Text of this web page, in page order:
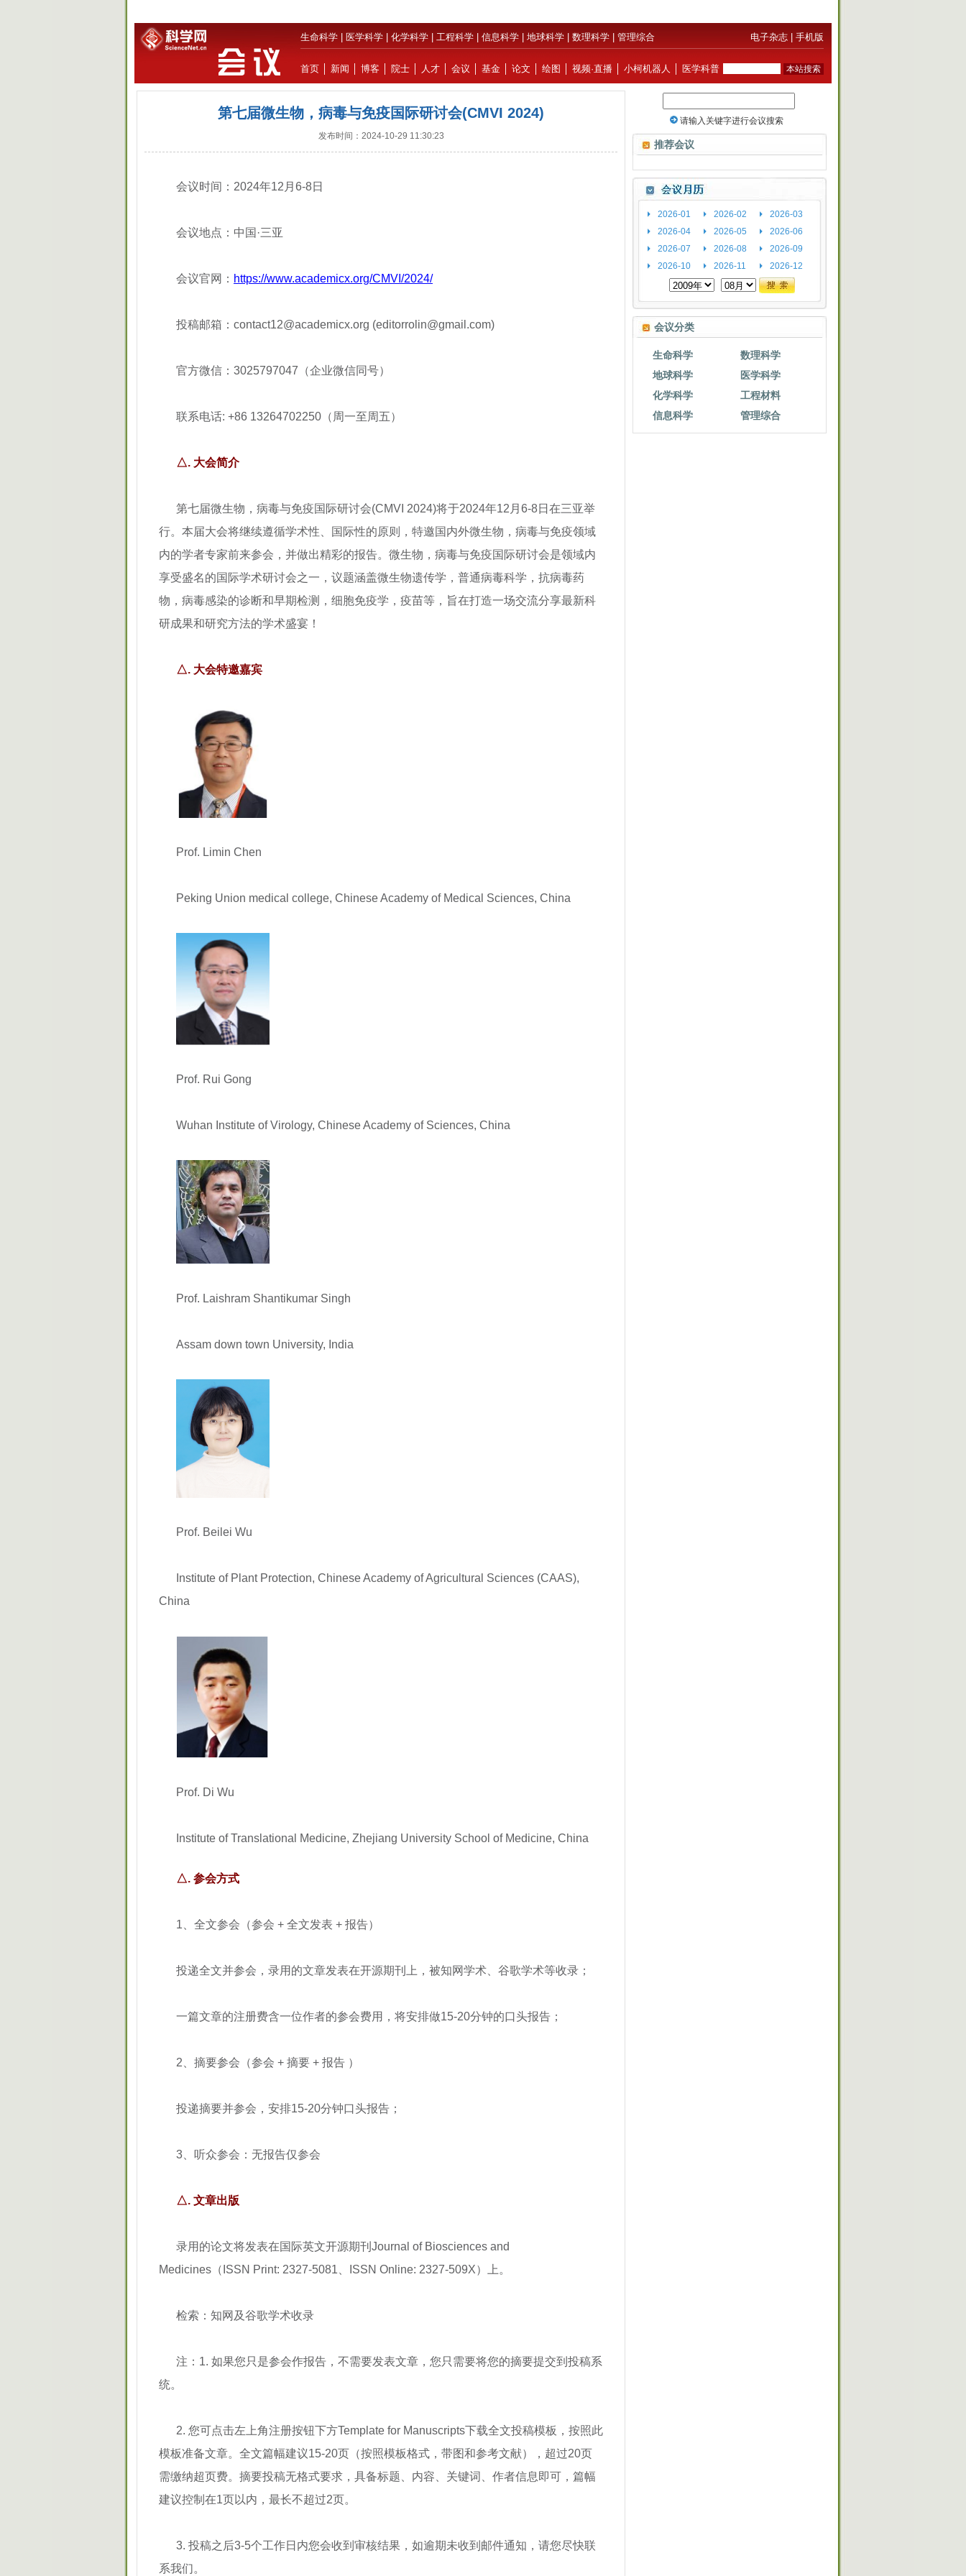
生命科学 医学科学 化学科学 工程科学 信息科学 地球科学 数理科学 管理综合 电子杂志 手机版
首页 新闻 博客 院士 人才 会议 基金 论文 绘图 视频·直播 小柯机器人 医学科普
第七届微生物，病毒与免疫国际研讨会(CMVI 2024)
发布时间：2024-10-29 11:30:23
会议时间：2024年12月6-8日
会议地点：中国·三亚
会议官网： https://www.academicx.org/CMVI/2024/
投稿邮箱：contact12@academicx.org (editorrolin@gmail.com)
官方微信：3025797047（企业微信同号）
联系电话: +86 13264702250（周一至周五）
△. 大会简介
第七届微生物，病毒与免疫国际研讨会(CMVI 2024)将于2024年12月6-8日在三亚举
行。本届大会将继续遵循学术性、国际性的原则，特邀国内外微生物，病毒与免疫领域
内的学者专家前来参会，并做出精彩的报告。微生物，病毒与免疫国际研讨会是领域内
享受盛名的国际学术研讨会之一，议题涵盖微生物遗传学，普通病毒科学，抗病毒药
物，病毒感染的诊断和早期检测，细胞免疫学，疫苗等，旨在打造一场交流分享最新科
研成果和研究方法的学术盛宴！
△. 大会特邀嘉宾
Prof. Limin Chen
Peking Union medical college, Chinese Academy of Medical Sciences, China
Prof. Rui Gong
Wuhan Institute of Virology, Chinese Academy of Sciences, China
Prof. Laishram Shantikumar Singh
Assam down town University, India
Prof. Beilei Wu
Institute of Plant Protection, Chinese Academy of Agricultural Sciences (CAAS),
China
Prof. Di Wu
Institute of Translational Medicine, Zhejiang University School of Medicine, China
△. 参会方式
1、全文参会（参会 + 全文发表 + 报告）
投递全文并参会，录用的文章发表在开源期刊上，被知网学术、谷歌学术等收录；
一篇文章的注册费含一位作者的参会费用，将安排做15-20分钟的口头报告；
2、摘要参会（参会 + 摘要 + 报告 ）
投递摘要并参会，安排15-20分钟口头报告；
3、听众参会：无报告仅参会
△. 文章出版
录用的论文将发表在国际英文开源期刊Journal of Biosciences and
Medicines（ISSN Print: 2327-5081、ISSN Online: 2327-509X）上。
检索：知网及谷歌学术收录
注：1. 如果您只是参会作报告，不需要发表文章，您只需要将您的摘要提交到投稿系
统。
2. 您可点击左上角注册按钮下方Template for Manuscripts下载全文投稿模板，按照此
模板准备文章。全文篇幅建议15-20页（按照模板格式，带图和参考文献），超过20页
需缴纳超页费。摘要投稿无格式要求，具备标题、内容、关键词、作者信息即可，篇幅
建议控制在1页以内，最长不超过2页。
3. 投稿之后3-5个工作日内您会收到审核结果，如逾期未收到邮件通知，请您尽快联
系我们。
推荐会议
2026-01
2026-04
2026-07
2026-10
2026-02
2026-05
2026-08
2026-11
2026-03
2026-06
2026-09
2026-12
会议分类
生命科学
地球科学
化学科学
信息科学
数理科学
医学科学
工程材料
管理综合